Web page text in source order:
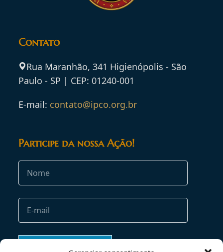
Contato
Rua Maranhão, 341 Higienópolis - São
Paulo - SP | CEP: 01240-001
E-mail: contato@ipco.org.br
Participe da nossa Ação!